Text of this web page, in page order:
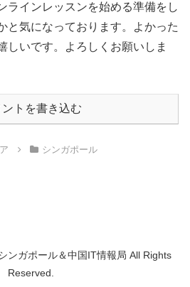
ラインレッスンを始める準備をし
と気になっております。よかった
しいです。よろしくお願いしま
ントを書き込む
シンガポール
ンガポール＆中国IT情報局 All Rights
Reserved.